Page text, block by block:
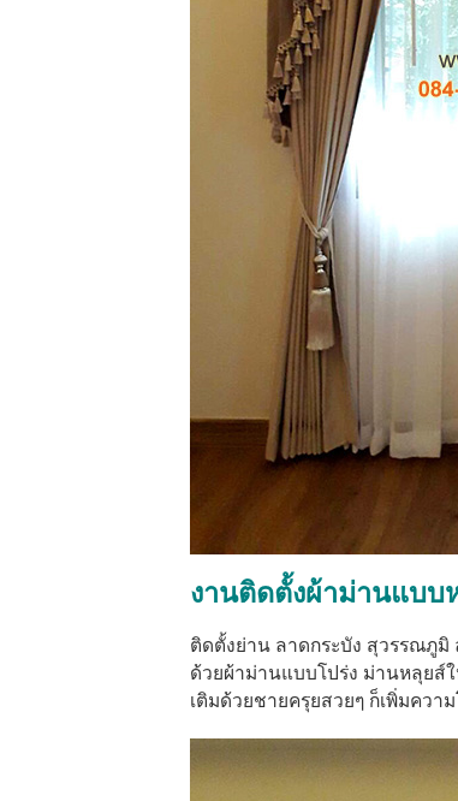
งานติดตั้งผ้าม่านแบบ
ติดตั้งย่าน ลาดกระบัง สุวรรณภู
ด้วยผ้าม่านแบบโปร่ง ม่านหลุยส์
เติมด้วยชายครุยสวยๆ ก็เพิ่มควา